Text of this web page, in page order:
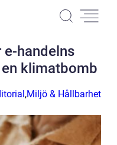
e-handelns
klimatbomb
,Miljö & Hållbarhet